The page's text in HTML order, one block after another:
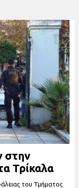
στην
Τρίκαλα
του Τμήματος